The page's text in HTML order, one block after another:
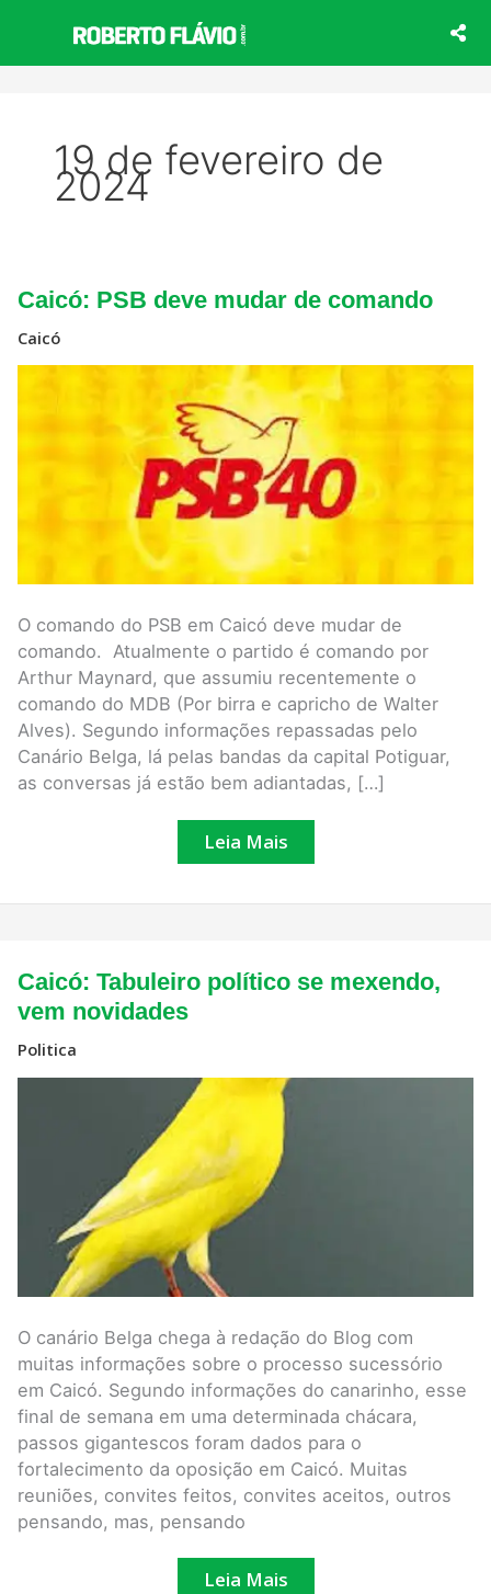
o
19 de fevereiro de
2024
Caicó: PSB deve mudar de comando
Caicó
O comando do PSB em Caicó deve mudar de
comando. Atualmente o partido é comando por
Arthur Maynard, que assumiu recentemente o
comando do MDB (Por birra e capricho de Walter
Alves). Segundo informações repassadas pelo
Canário Belga, lá pelas bandas da capital Potiguar,
as conversas já estão bem adiantadas, […]
Caicó:
PSB
de
comando
Leia Mais
Caicó: Tabuleiro político se mexendo,
vem novidades
Politica
O canário Belga chega à redação do Blog com
muitas informações sobre o processo sucessório
em Caicó. Segundo informações do canarinho, esse
final de semana em uma determinada chácara,
passos gigantescos foram dados para o
fortalecimento da oposição em Caicó. Muitas
reuniões, convites feitos, convites aceitos, outros
pensando, mas, pensando
Caicó:
Tabuleiro
novidades
Leia Mais